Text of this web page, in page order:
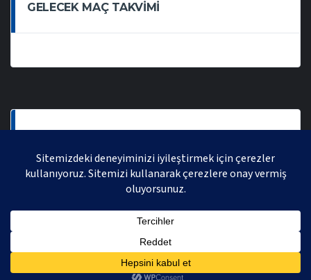
GELECEK MAÇ TAKVIMI
AVRASYA VOLEYBOL LIGI 2021 | AVRASYA SPORTIF FAALIYETLER ORGANIZASYONUDUR,
TÜM HAKLARI SAKLIDIR.